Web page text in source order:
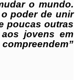
o mundo.
poder de unir
poucas outras
jovens em